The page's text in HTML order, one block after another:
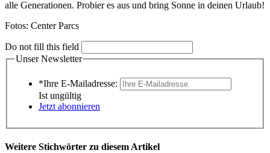
alle Generationen. Probier es aus und bring Sonne in deinen Urlaub!
Fotos: Center Parcs
Do not fill this field
Unser Newsletter
*Ihre E-Mailadresse:
Ist ungültig
Jetzt abonnieren
Weitere Stichwörter zu diesem Artikel